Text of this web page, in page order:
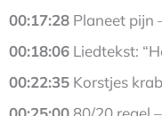
00:17:28 Planeet pijn
00:18:06 Liedtekst:
00:22:35 Korstjes